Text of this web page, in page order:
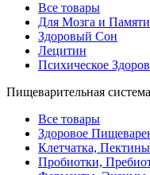
Все товары
Для Мозга и Памяти
Здоровый Сон
Лецитин
Психическое
Пищеварительная система
Все товары
Здоровое
Клетчатка, Пектины
Пробиотки,